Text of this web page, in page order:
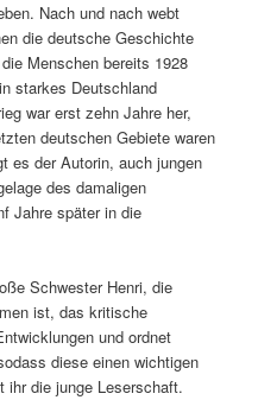
Nach und nach webt
die deutsche Geschichte
Menschen bereits 1928
starkes Deutschland
war erst zehn Jahre her,
deutschen Gebiete waren
es der Autorin, auch jungen
des damaligen
Jahre später in die
Schwester Henri, die
ist, das kritische
und ordnet
diese einen wichtigen
ihr die junge Leserschaft.